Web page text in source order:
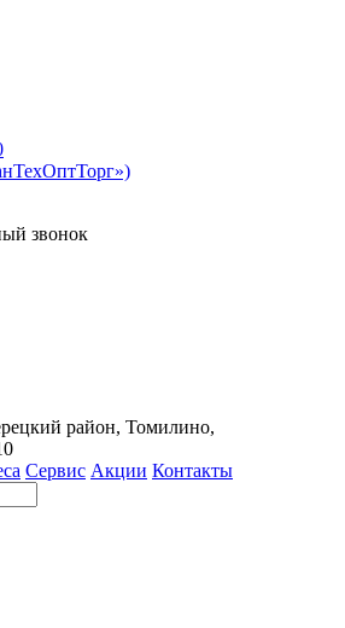
звонок
район, Томилино,
Сервис Акции Контакты